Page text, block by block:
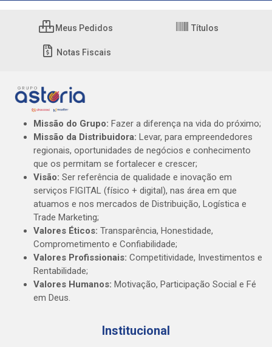
Meus Pedidos Títulos
Notas Fiscais
Missão do Grupo: Fazer a diferença na vida do próximo;
Missão da Distribuidora: Levar, para empreendedores
regionais, oportunidades de negócios e conhecimento
que os permitam se fortalecer e crescer;
Visão: Ser referência de qualidade e inovação em
serviços FIGITAL (físico + digital), nas área em que
atuamos e nos mercados de Distribuição, Logística e
Trade Marketing;
Valores Éticos: Transparência, Honestidade,
Comprometimento e Confiabilidade;
Valores Profissionais: Competitividade, Investimentos e
Rentabilidade;
Valores Humanos: Motivação, Participação Social e Fé
em Deus.
Institucional